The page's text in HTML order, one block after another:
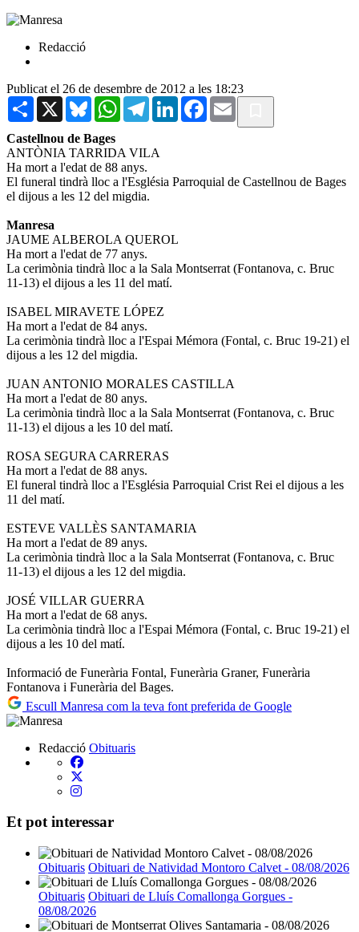
Redacció
Publicat el 26 de desembre de 2012 a les 18:23
Share X BlueskyWhatsAppTelegramLinkedInFacebook
Email
Castellnou de Bages
ANTÒNIA TARRIDA VILA
Ha mort a l'edat de 88 anys.
El funeral tindrà lloc a l'Església Parroquial de Castellnou de Bages
el dijous a les 12 del migdia.
Manresa
JAUME ALBEROLA QUEROL
Ha mort a l'edat de 77 anys.
La cerimònia tindrà lloc a la Sala Montserrat (Fontanova, c. Bruc
11-13) el dijous a les 11 del matí.
ISABEL MIRAVETE LÓPEZ
Ha mort a l'edat de 84 anys.
La cerimònia tindrà lloc a l'Espai Mémora (Fontal, c. Bruc 19-21) el
dijous a les 12 del migdia.
JUAN ANTONIO MORALES CASTILLA
Ha mort a l'edat de 80 anys.
La cerimònia tindrà lloc a la Sala Montserrat (Fontanova, c. Bruc
11-13) el dijous a les 10 del matí.
ROSA SEGURA CARRERAS
Ha mort a l'edat de 88 anys.
El funeral tindrà lloc a l'Església Parroquial Crist Rei el dijous a les
11 del matí.
ESTEVE VALLÈS SANTAMARIA
Ha mort a l'edat de 89 anys.
La cerimònia tindrà lloc a la Sala Montserrat (Fontanova, c. Bruc
11-13) el dijous a les 12 del migdia.
JOSÉ VILLAR GUERRA
Ha mort a l'edat de 68 anys.
La cerimònia tindrà lloc a l'Espai Mémora (Fontal, c. Bruc 19-21) el
dijous a les 10 del matí.
Informació de Funerària Fontal, Funerària Graner, Funerària
Fontanova i Funerària del Bages.
Escull Manresa com la teva font preferida de Google
Redacció Obituaris
Et pot interessar
Obituaris Obituari de Natividad Montoro Calvet - 08/08/2026
Obituaris Obituari de Lluís Comallonga Gorgues -
08/08/2026